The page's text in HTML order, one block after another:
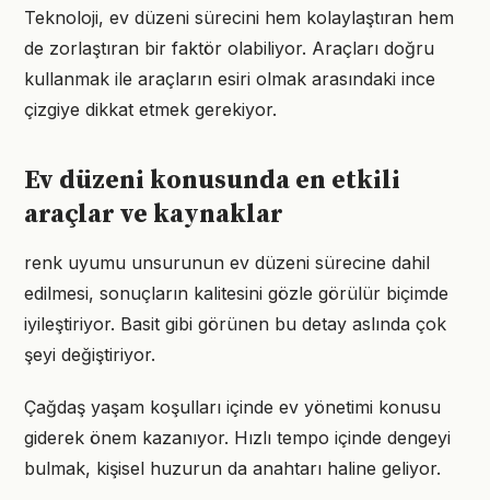
Teknoloji, ev düzeni sürecini hem kolaylaştıran hem
de zorlaştıran bir faktör olabiliyor. Araçları doğru
kullanmak ile araçların esiri olmak arasındaki ince
çizgiye dikkat etmek gerekiyor.
Ev düzeni konusunda en etkili
araçlar ve kaynaklar
renk uyumu unsurunun ev düzeni sürecine dahil
edilmesi, sonuçların kalitesini gözle görülür biçimde
iyileştiriyor. Basit gibi görünen bu detay aslında çok
şeyi değiştiriyor.
Çağdaş yaşam koşulları içinde ev yönetimi konusu
giderek önem kazanıyor. Hızlı tempo içinde dengeyi
bulmak, kişisel huzurun da anahtarı haline geliyor.